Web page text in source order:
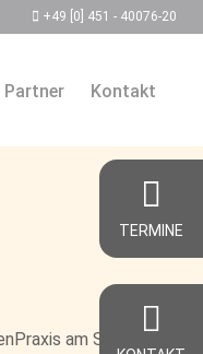
+49 [0] 451 - 40076-20
Partner Kontakt
TERMINE